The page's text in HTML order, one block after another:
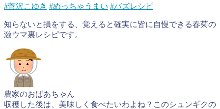
#菅沢こゆき #めっちゃうまい #バズレシピ
知らないと損をする、覚えると確実に皆に自慢できる春菊の
激ウマ裏レシピです。
農家のおばあちゃん
収穫した後は、美味しく食べたいわよね？このシュンギクの